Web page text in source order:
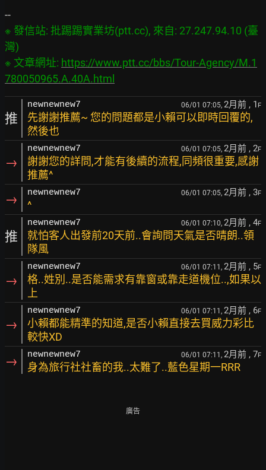
※ 發信站: 批踢踢實業坊(ptt.cc), 來自: 27.247.94.10 (臺
灣)
※ 文章網址: https://www.ptt.cc/bbs/Tour-Agency/M.1
780050965.A.40A.html
推
newnewnew7 06/01 07:05, 2月前 , 1 F
先謝謝推薦~ 您的問題都是小賴可以即時回覆的,
然後也
→
newnewnew7 06/01 07:05, 2月前 , 2F
謝謝您的詳問,才能有後續的流程,同頻很重要,感謝
推薦^
→ newnewnew7 06/01 07:05, 2月前 , 3F
^
推
newnewnew7 06/01 07:10, 2月前 , 4F
就怕客人出發前20天前..會詢問天氣是否晴朗..領
隊風
→
newnewnew7 06/01 07:11, 2月前 , 5F
格..姓別..是否能需求有靠窗或靠走道機位..,如果以
上
→
newnewnew7 06/01 07:11, 2月前 , 6F
小賴都能精準的知道,是否小賴直接去買威力彩比
較快XD
→ newnewnew7 06/01 07:11, 2月前 , 7F
身為旅行社社畜的我..太難了..藍色星期一RRR
廣告